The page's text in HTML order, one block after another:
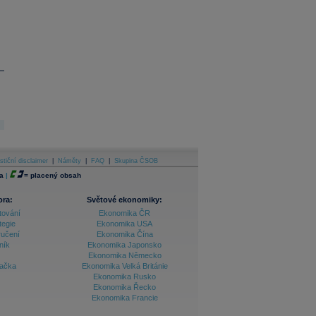
disclaimer Náměty FAQ Skupina ČSOB
| = placený obsah
Světové ekonomiky:
Ekonomika ČR
Ekonomika USA
Ekonomika Čína
Ekonomika Japonsko
Ekonomika Německo
Ekonomika Velká Británie
Ekonomika Rusko
Ekonomika Řecko
Ekonomika Francie